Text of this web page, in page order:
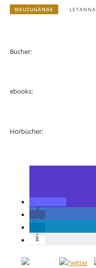
NEUZUGÄNGE LETANNA
Bücher:
ebooks:
Hörbücher: